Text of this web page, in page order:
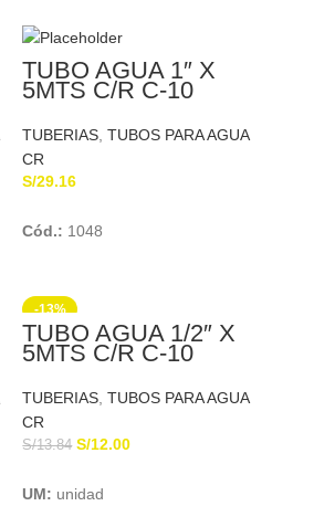
TUBO AGUA 1″ X
5MTS C/R C-10
TUBERIAS,TUBOS PARA AGUA
CR
S/29.16
Cód.: 1048
-13%
TUBO AGUA 1/2″ X
5MTS C/R C-10
TUBERIAS ,TUBOS PARA AGUA
CR
S/13.84 S/12.00
UM: unidad